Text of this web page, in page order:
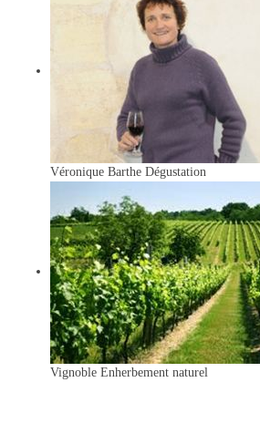
Véronique Barthe Dégustation
Vignoble Enherbement naturel